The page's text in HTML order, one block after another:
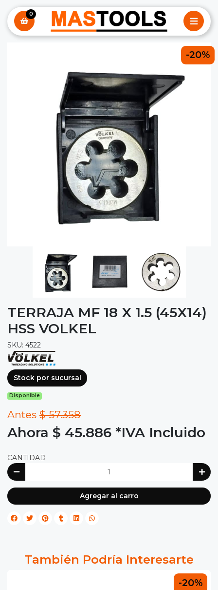
0
-20%
TERRAJA MF 18 X 1.5 (45X14)
HSS VOLKEL
SKU: 4522
Stock por sucursal
Disponible
Antes $ 57.358
Ahora $ 45.886 *IVA Incluido
CANTIDAD
Agregar al carro
También Podría Interesarte
-20%